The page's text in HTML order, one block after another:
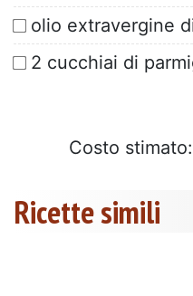
olio extravergine
2 cucchiai di
Costo stimato:
Ricette simili